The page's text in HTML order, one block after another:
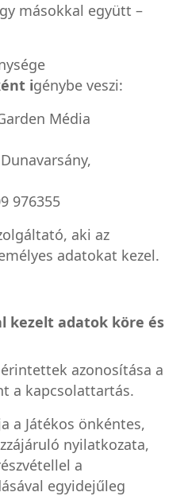
másokkal együtt –
igénybe veszi:
Média
976355
aki az
adatokat kezel.
kezelt adatok köre és
azonosítása a
a kapcsolattartás.
a Játékos önkéntes,
nyilatkozata,
a
egyidejűleg